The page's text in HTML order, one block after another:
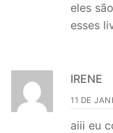
eles
esses
IRENE
11 DE
aiii eu